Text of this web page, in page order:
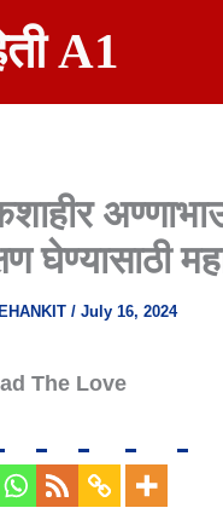
A1
घेण्यासाठी
/ July 16, 2024
The Love